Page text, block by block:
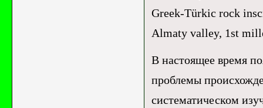
Greek-Türkic rock
Almaty valley, 1st
В настоящее время
проблемы
систематическом